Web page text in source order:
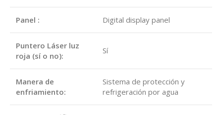
Panel : Digital display panel
Puntero Láser luz
roja (sí o no):
Sí
Manera de
enfriamiento:
Sistema de protección y
refrigeración por agua